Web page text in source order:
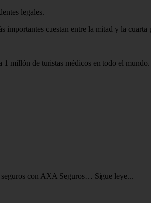
legales.
cuestan entre la mitad y la
1 millón de turistas médicos en todo el mundo.
seguros con AXA Seguros… Sigue leye...